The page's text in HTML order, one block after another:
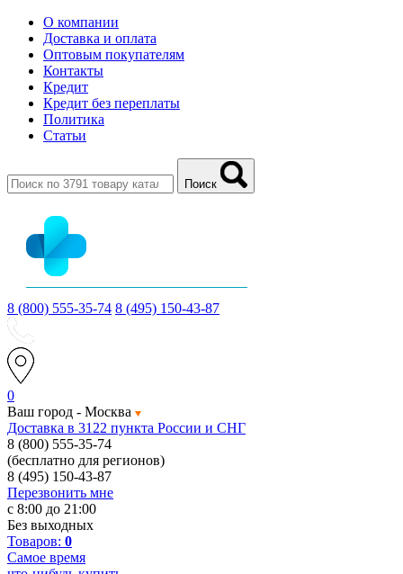
О компании
Доставка и оплата
Оптовым покупателям
Контакты
Кредит
Кредит без переплаты
Политика
Статьи
Поиск
8 (800) 555-35-74 8 (495) 150-43-87
0
Ваш город - Москва
Доставка в 3122 пункта России и СНГ
8 (800) 555-35-74
(бесплатно для регионов)
8 (495) 150-43-87
Перезвонить мне
с 8:00 до 21:00
Без выходных
Товаров: 0
Самое время